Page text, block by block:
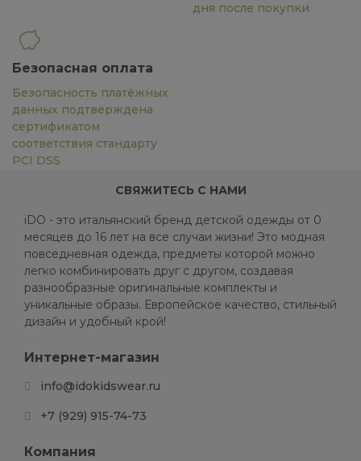
дня после покупки
Безопасная оплата
Безопасность платёжных
данных подтверждена
сертификатом
соответствия стандарту
PCI DSS
СВЯЖИТЕСЬ С НАМИ
iDO - это итальянский бренд детской одежды от 0
месяцев до 16 лет на все случаи жизни! Это модная
повседневная одежда, предметы которой можно
легко комбинировать друг с другом, создавая
разнообразные оригинальные комплекты и
уникальные образы. Европейское качество, стильный
дизайн и удобный крой!
Интернет-магазин
info@idokidswear.ru
+7 (929) 915-74-73
Компания